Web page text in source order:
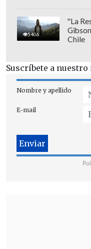
5406
"La
Chile
Suscríbete a
Nombre y apellido
E-mail